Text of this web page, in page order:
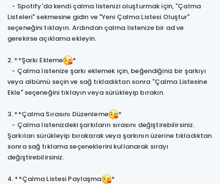
- Spotify'da kendi çalma listenizi oluşturmak için, "Çalma
Listeleri" sekmesine gidin ve "Yeni Çalma Listesi Oluştur"
seçeneğini tıklayın. Ardından çalma listenize bir ad ve
gerekirse açıklama ekleyin.
2. **Şarkı Ekleme
*
- Çalma listenize şarkı eklemek için, beğendiğiniz bir şarkıyı
veya albümü seçin ve sağ tıkladıktan sonra "Çalma Listesine
Ekle" seçeneğini tıklayın veya sürükleyip bırakın.
3. **Çalma Sırasını Düzenleme
*
- Çalma listenizdeki şarkıların sırasını değiştirebilirsiniz.
Şarkıları sürükleyip bırakarak veya şarkının üzerine tıkladıktan
sonra sağ tıklama seçeneklerini kullanarak sırayı
değiştirebilirsiniz.
4. **Çalma Listesi Paylaşma
*